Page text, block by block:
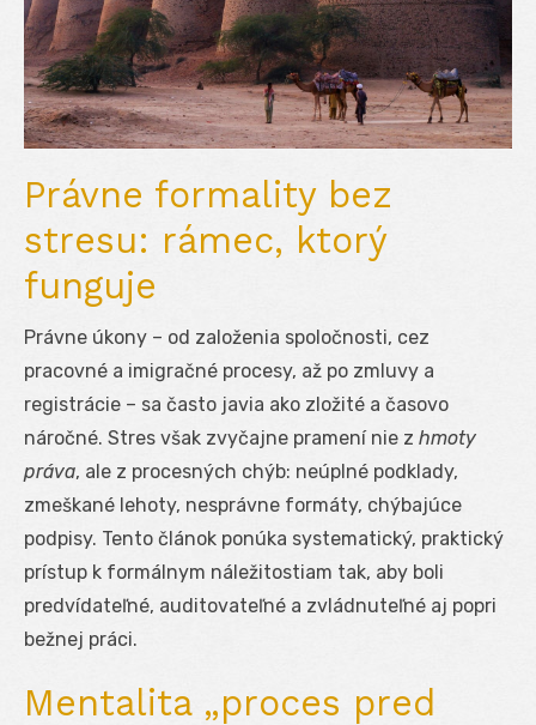
Právne formality bez
stresu: rámec, ktorý
funguje
Právne úkony – od založenia spoločnosti, cez
pracovné a imigračné procesy, až po zmluvy a
registrácie – sa často javia ako zložité a časovo
náročné. Stres však zvyčajne pramení nie z hmoty
práva, ale z procesných chýb: neúplné podklady,
zmeškané lehoty, nesprávne formáty, chýbajúce
podpisy. Tento článok ponúka systematický, praktický
prístup k formálnym náležitostiam tak, aby boli
predvídateľné, auditovateľné a zvládnuteľné aj popri
bežnej práci.
Mentalita „proces pred